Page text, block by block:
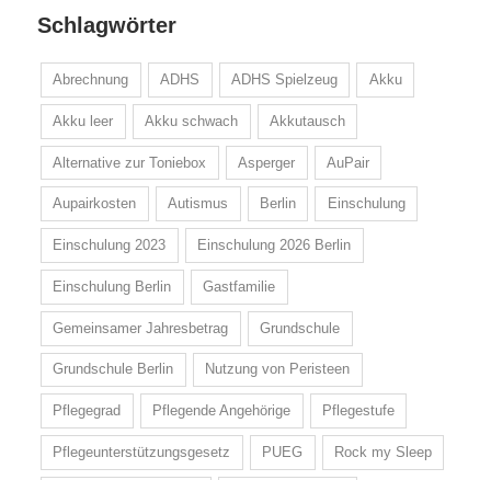
Schlagwörter
Abrechnung ADHS ADHS Spielzeug Akku
Akku leer Akku schwach Akkutausch
Alternative zur Toniebox Asperger AuPair
Aupairkosten Autismus Berlin Einschulung
Einschulung 2023 Einschulung 2026 Berlin
Einschulung Berlin Gastfamilie
Gemeinsamer Jahresbetrag Grundschule
Grundschule Berlin Nutzung von Peristeen
Pflegegrad Pflegende Angehörige Pflegestufe
Pflegeunterstützungsgesetz PUEG Rock my Sleep